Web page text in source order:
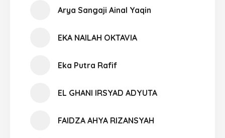
Arya Sangaji Ainal Yaqin
EKA NAILAH OKTAVIA
Eka Putra Rafif
EL GHANI IRSYAD ADYUTA
FAIDZA AHYA RIZANSYAH